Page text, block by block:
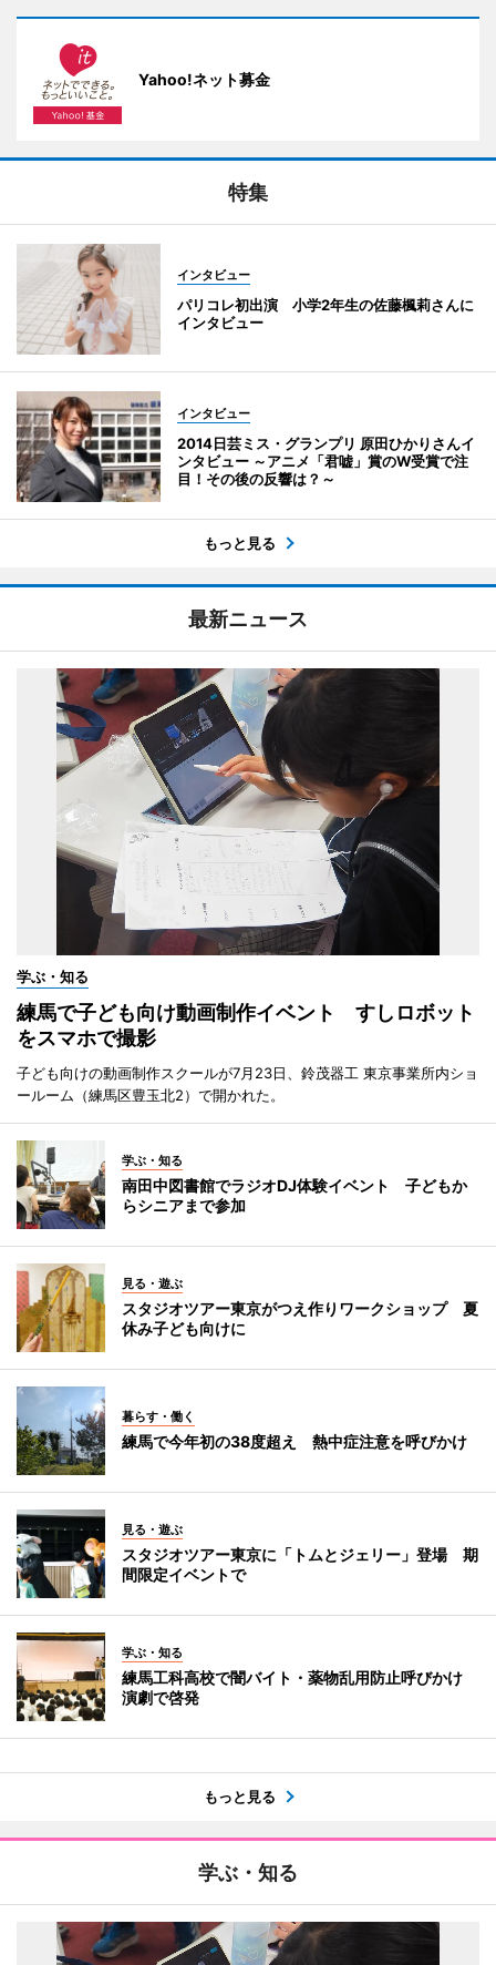
Yahoo!ネット募金
特集
インタビュー
パリコレ初出演 小学2年生の佐藤楓莉さんに
インタビュー
インタビュー
2014日芸ミス・グランプリ 原田ひかりさんイ
ンタビュー ～アニメ「君嘘」賞のW受賞で注
目！その後の反響は？～
もっと見る
最新ニュース
学ぶ・知る
練馬で子ども向け動画制作イベント すしロボット
をスマホで撮影
子ども向けの動画制作スクールが7月23日、鈴茂器工 東京事業所内ショ
ールーム（練馬区豊玉北2）で開かれた。
学ぶ・知る
南田中図書館でラジオDJ体験イベント 子どもか
らシニアまで参加
見る・遊ぶ
スタジオツアー東京がつえ作りワークショップ 夏
休み子ども向けに
暮らす・働く
練馬で今年初の38度超え 熱中症注意を呼びかけ
見る・遊ぶ
スタジオツアー東京に「トムとジェリー」登場 期
間限定イベントで
学ぶ・知る
練馬工科高校で闇バイト・薬物乱用防止呼びかけ
演劇で啓発
もっと見る
学ぶ・知る